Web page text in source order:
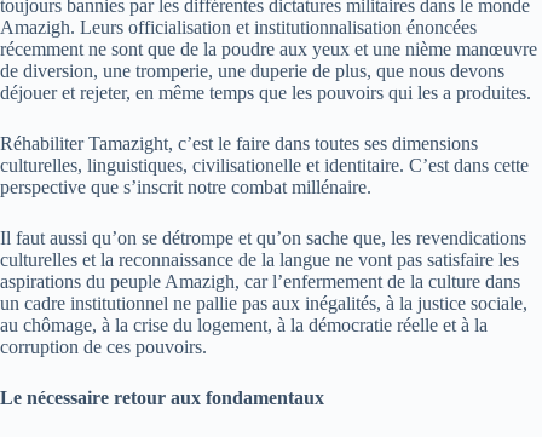
toujours bannies par les différentes dictatures militaires dans le monde
Amazigh. Leurs officialisation et institutionnalisation énoncées
récemment ne sont que de la poudre aux yeux et une nième manœuvre
de diversion, une tromperie, une duperie de plus, que nous devons
déjouer et rejeter, en même temps que les pouvoirs qui les a produites.
Réhabiliter Tamazight, c’est le faire dans toutes ses dimensions
culturelles, linguistiques, civilisationelle et identitaire. C’est dans cette
perspective que s’inscrit notre combat millénaire.
Il faut aussi qu’on se détrompe et qu’on sache que, les revendications
culturelles et la reconnaissance de la langue ne vont pas satisfaire les
aspirations du peuple Amazigh, car l’enfermement de la culture dans
un cadre institutionnel ne pallie pas aux inégalités, à la justice sociale,
au chômage, à la crise du logement, à la démocratie réelle et à la
corruption de ces pouvoirs.
Le nécessaire retour aux fondamentaux